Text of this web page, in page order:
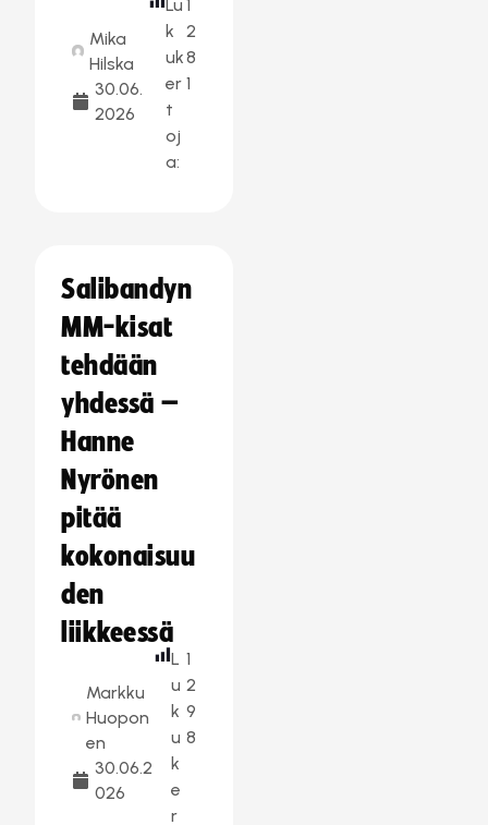
Mika
Hilska
30.06.
2026
Lu
k
uk
er
t
oj
a:
1
2
8
1
Salibandyn
MM-kisat
tehdään
yhdessä –
Hanne
Nyrönen
pitää
kokonaisuu
den
liikkeessä
Markku
Huopon
en
30.06.2
026
L
u
k
u
k
e
r
1
2
9
8